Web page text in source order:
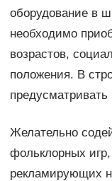
оборудование в
необходимо
возрастов,
положения. В
Желательно
фольклорных
рекламирующих